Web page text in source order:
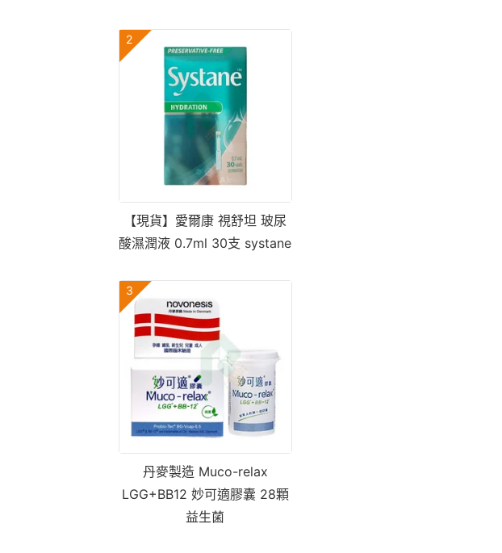
2
【現貨】愛爾康 視舒坦 玻尿
酸濕潤液 0.7ml 30支 systane
3
丹麥製造 Muco-relax
LGG+BB12 妙可適膠囊 28顆
益生菌